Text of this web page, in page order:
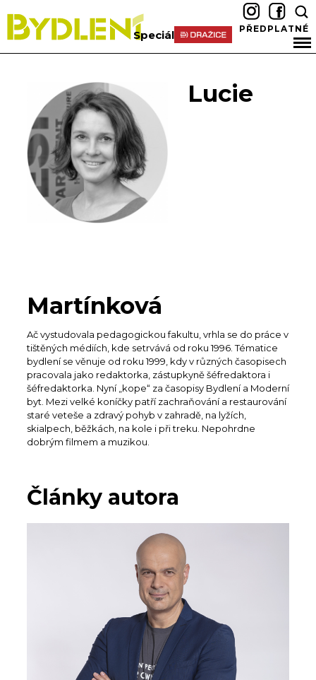
Speciál PŘEDPLATNÉ
Lucie
Martínková
Ač vystudovala pedagogickou fakultu, vrhla se do práce v
tištěných médiích, kde setrvává od roku 1996. Tématice
bydlení se věnuje od roku 1999, kdy v různých časopisech
pracovala jako redaktorka, zástupkyně šéfredaktora i
šéfredaktorka. Nyní „kope“ za časopisy Bydlení a Moderní
byt. Mezi velké koníčky patří zachraňování a restaurování
staré veteše a zdravý pohyb v zahradě, na lyžích,
skialpech, běžkách, na kole i při treku. Nepohrdne
dobrým filmem a muzikou.
Články autora